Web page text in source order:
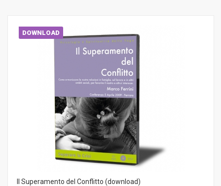
DOWNLOAD
Il Superamento del Conflitto (download)